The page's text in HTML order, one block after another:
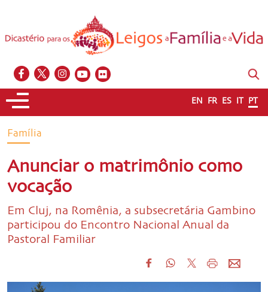
EN FR ES IT PT
Família
Anunciar o matrimônio como
vocação
Em Cluj, na Romênia, a subsecretária Gambino
participou do Encontro Nacional Anual da
Pastoral Familiar